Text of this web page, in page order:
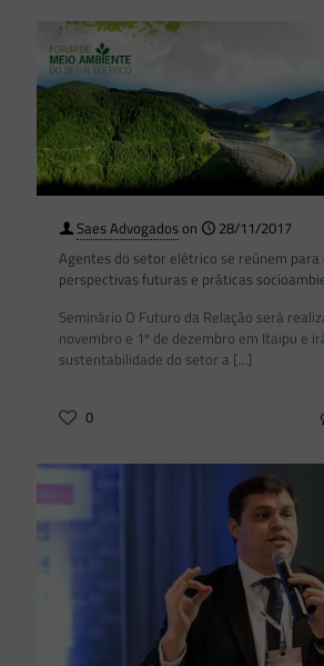
Saes Advogadoson
28/11/2017
Agentes do setor elétrico se reúnem
perspectivas futuras e práticas
Seminário O Futuro da Relação será
novembro e 1º de dezembro em Itaipu e
sustentabilidade do setor a […]
0